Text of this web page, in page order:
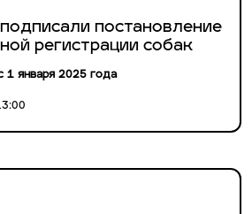
постановление
регистрации собак
1 января 2025 года